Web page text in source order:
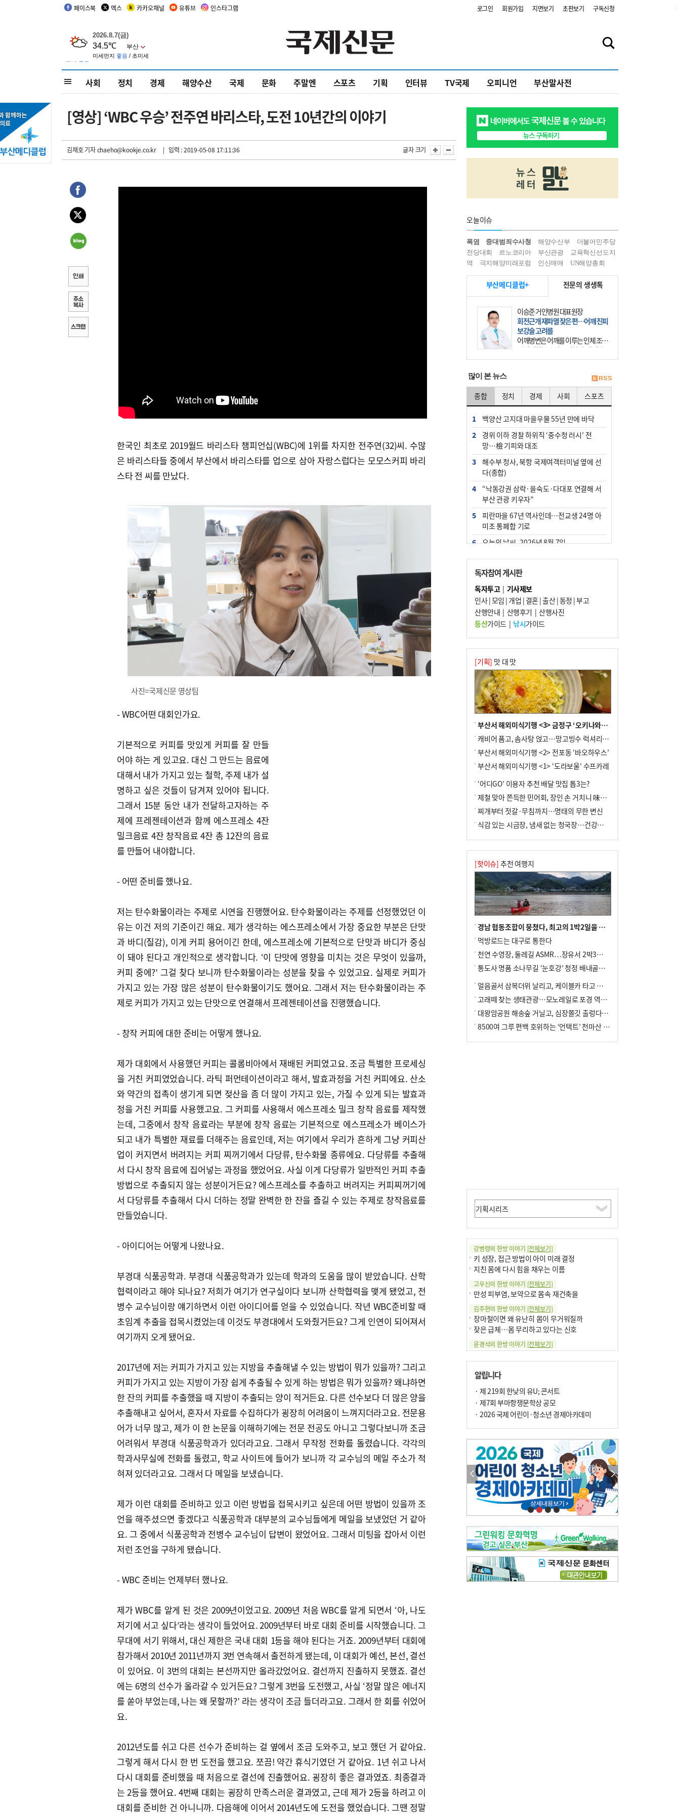
페이스북 엑스 카카오채널 유튜브 인스타그램 로그인 회원가입 지면보기 초판보기 구독신청
사회 정치 경제 해양수산 국제 문화 주말엔 스포츠 기획 인터뷰 TV국제 오피니언 부산말사전
[영상] ‘WBC 우승’ 전주연 바리스타, 도전 10년간의 이야기
김채호 기자chaeho@kookje.co.kr | 입력 : 2019-05-08 17:11:36 글자 크기
한국인 최초로 2019월드 바리스타 챔피언십(WBC)에 1위를 차지한 전주연(32)씨. 수많
은 바리스타들 중에서 부산에서 바리스타를 업으로 삼아 자랑스럽다는 모모스커피 바리
스타 전 씨를 만났다.
사진=국제신문 영상팀
- WBC어떤 대회인가요.
기본적으로 커피를 맛있게 커피를 잘 만들
어야 하는 게 있고요. 대신 그 만드는 음료에
대해서 내가 가지고 있는 철학, 주제 내가 설
명하고 싶은 것들이 담겨져 있어야 됩니다.
그래서 15분 동안 내가 전달하고자하는 주
제에 프레젠테이션과 함께 에스프레소 4잔
밀크음료 4잔 창작음료 4잔 총 12잔의 음료
를 만들어 내야합니다.
- 어떤 준비를 했나요.
저는 탄수화물이라는 주제로 시연을 진행했어요. 탄수화물이라는 주제를 선정했었던 이
유는 이건 저의 기준이긴 해요. 제가 생각하는 에스프레소에서 가장 중요한 부분은 단맛
과 바디(질감), 이게 커피 용어이긴 한데, 에스프레소에 기본적으로 단맛과 바디가 중심
이 돼야 된다고 개인적으로 생각합니다. ‘이 단맛에 영향을 미치는 것은 무엇이 있을까,
커피 중에?’ 그걸 찾다 보니까 탄수화물이라는 성분을 찾을 수 있었고요. 실제로 커피가
가지고 있는 가장 많은 성분이 탄수화물이기도 했어요. 그래서 저는 탄수화물이라는 주
제로 커피가 가지고 있는 단맛으로 연결해서 프레젠테이션을 진행했습니다.
- 창작 커피에 대한 준비는 어떻게 했나요.
제가 대회에서 사용했던 커피는 콜롬비아에서 재배된 커피였고요. 조금 특별한 프로세싱
을 거친 커피였었습니다. 라틱 퍼먼테이션이라고 해서, 발효과정을 거친 커피에요. 산소
와 약간의 접촉이 생기게 되면 젖산을 좀 더 많이 가지고 있는, 가질 수 있게 되는 발효과
정을 거친 커피를 사용했고요. 그 커피를 사용해서 에스프레소 밀크 창작 음료를 제작했
는데, 그중에서 창작 음료라는 부분에 창작 음료는 기본적으로 에스프레소가 베이스가
되고 내가 특별한 재료를 더해주는 음료인데, 저는 여기에서 우리가 흔하게 그냥 커피산
업이 커지면서 버려지는 커피 찌꺼기에서 다당류, 탄수화물 종류에요. 다당류를 추출해
서 다시 창작 음료에 집어넣는 과정을 했었어요. 사실 이게 다당류가 일반적인 커피 추출
방법으로 추출되지 않는 성분이거든요? 에스프레소를 추출하고 버려지는 커피찌꺼기에
서 다당류를 추출해서 다시 더하는 정말 완벽한 한 잔을 즐길 수 있는 주제로 창작음료를
만들었습니다.
- 아이디어는 어떻게 나왔나요.
부경대 식품공학과. 부경대 식품공학과가 있는데 학과의 도움을 많이 받았습니다. 산학
협력이라고 해야 되나요? 저희가 여기가 연구실이다 보니까 산학협력을 맺게 됐었고, 전
병수 교수님이랑 얘기하면서 이런 아이디어를 얻을 수 있었습니다. 작년 WBC준비할 때
초임계 추출을 접목시켰었는데 이것도 부경대에서 도와줬거든요? 그게 인연이 되어져서
여기까지 오게 됐어요.
2017년에 저는 커피가 가지고 있는 지방을 추출해낼 수 있는 방법이 뭐가 있을까? 그리고
커피가 가지고 있는 지방이 가장 쉽게 추출될 수 있게 하는 방법은 뭐가 있을까? 왜냐하면
한 잔의 커피를 추출했을 때 지방이 추출되는 양이 적거든요. 다른 선수보다 더 많은 양을
추출해내고 싶어서, 혼자서 자료를 수집하다가 굉장히 어려움이 느껴지더라고요. 전문용
어가 너무 많고, 제가 이 한 논문을 이해하기에는 전문 전공도 아니고 그렇다보니까 조금
어려워서 부경대 식품공학과가 있더라고요. 그래서 무작정 전화를 돌렸습니다. 각각의
학과사무실에 전화를 돌렸고, 학교 사이트에 들어가 보니까 각 교수님의 메일 주소가 적
혀져 있더라고요. 그래서 다 메일을 보냈습니다.
제가 이런 대회를 준비하고 있고 이런 방법을 접목시키고 싶은데 어떤 방법이 있을까 조
언을 해주셨으면 좋겠다고 식품공학과 대부분의 교수님들에게 메일을 보냈었던 거 같아
요. 그 중에서 식품공학과 전병수 교수님이 답변이 왔었어요. 그래서 미팅을 잡아서 이런
저런 조언을 구하게 됐습니다.
- WBC 준비는 언제부터 했나요.
제가 WBC를 알게 된 것은 2009년이었고요. 2009년 처음 WBC를 알게 되면서 ‘아, 나도
저기에 서고 싶다’라는 생각이 들었어요. 2009년부터 바로 대회 준비를 시작했습니다. 그
무대에 서기 위해서, 대신 제한은 국내 대회 1등을 해야 된다는 거죠. 2009년부터 대회에
참가해서 2010년 2011년까지 3번 연속해서 출전하게 됐는데, 이 대회가 예선, 본선, 결선
이 있어요. 이 3번의 대회는 본선까지만 올라갔었어요. 결선까지 진출하지 못했죠. 결선
에는 6명의 선수가 올라갈 수 있거든요? 그렇게 3번을 도전했고, 사실 ‘정말 많은 에너지
를 쏟아 부었는데, 나는 왜 못할까?’ 라는 생각이 조금 들더라고요. 그래서 한 회를 쉬었어
요.
2012년도를 쉬고 다른 선수가 준비하는 걸 옆에서 조금 도와주고, 보고 했던 거 같아요.
그렇게 해서 다시 한 번 도전을 했고요. 쪼끔! 약간 휴식기였던 거 같아요. 1년 쉬고 나서
다시 대회를 준비했을 때 처음으로 결선에 진출했어요. 굉장히 좋은 결과였죠. 최종결과
는 2등을 했어요. 4번째 대회는 굉장히 만족스러운 결과였고, 근데 제가 2등을 하려고 이
대회를 준비한 건 아니니까. 다음해에 이어서 2014년도에 도전을 했었습니다. 그땐 정말
오늘이슈
폭염 중대범죄수사청 해양수산부
더불어민주당
전당대회
르노코리아 부산관광
교육혁신선도지
역
극지해양미래포럼 인신매매 UN해양총회
부산메디클럽+ 전문의 생생톡
이승준 거인병원 대표원장
회전근개 재파열 잦은 편…어깨 진피
보강술 고려를
어깨병변은 어깨를 이루는 인체 조직
에 발생하는 손상을 말한다. 여기에
는 오십견과 회전근개 증후군, 어깨
많이 본 뉴스
종합 정치 경제 사회 스포츠
1
백양산 고지대 마을우물 55년 만에 바닥
2
경위 이하 경찰 하위직 ‘중수청 러시’ 전
망…檢 기피와 대조
3
해수부 청사, 북항 국제여객터미널 옆에 선
다(종합)
4
“낙동강권 삼락·을숙도·다대포 연결해 서
부산 관광 키우자”
5
피란마을 67년 역사인데…전교생 24명 아
미초 통폐합 기로
6
오늘의 날씨- 2026년 8월 7일
7
부울경 주말부터 비소식…‘극한 폭염’ 한풀
꺾일 듯
8
[사설] 해수부 신청사 북항으로 확정, 해양
수도 도약의 전환점
9
외국인 선원 ‘인신매매 경유지’ 된 부산…
우려가 현실로
10 르노 못 타는 부산시장…관용차 규정에 막
힌 지역기업 응원
독자참여 게시판
독자투고| 기사제보
인사|모임 | 개업 | 결혼|출산|동정 |부고
산행안내 | 산행후기 | 산행사진
등산가이드| 낚시가이드
[기획] 맛 대 맛
부산서 해외미식기행 <3> 금정구 ‘오키나와키친’
캐비어 품고, 솜사탕 얹고…망고빙수 럭셔리한 진화
부산서 해외미식기행 <2> 전포동 ‘바오하우스’
부산서 해외미식기행 <1> ‘도라보울’ 수프카레
‘어디GO’ 이용자 추천 배달 맛집 톱3는?
제철 맞아 쫀득한 민어회, 장인 손 거치니 味친 한상
찌개부터 젓갈·무침까지…명태의 무한 변신
식감 있는 시금장, 냄새 없는 청국장…건강한 발효 밥상
[핫이슈] 추천 여행지
경남 협동조합이 뭉쳤다, 최고의 1박2일을 위해
먹방로드는 대구로 통한다
천연 수영장, 둘레길 ASMR…장유서 2박3일 소확행
통도사 명품 소나무길 ‘눈호강’ 청정 배내골서 더위 싹
얼음골서 삼복더위 날리고, 케이블카 타고 신선놀음
고래떼 찾는 생태관광…모노레일로 포경 역사여행
대왕암공원 해송숲 거닐고, 심장쫄깃 출렁다리 건너봐
8500여 그루 편백 호위하는 ‘언택트’ 천마산 산림욕장
강병령의 한방 이야기 [전체보기]
키 성장, 접근 방법이 아이 미래 결정
지친 몸에 다시 힘을 채우는 이름
고우신의 한방 이야기 [전체보기]
만성 피부염, 보약으로 몸속 재건축을
김주현의 한방 이야기 [전체보기]
장마철이면 왜 유난히 몸이 무거워질까
잦은 급체…몸 무리하고 있다는 신호
윤경석의 한방 이야기 [전체보기]
땀 멈추려 하지 말고 원인부터 찾아야
손 떨림, 늙음 증거일까 질병 신호일까
윤화정의 한방 이야기
냉기 직접 닿으면 ‘구안와사’ 위험
의료 다이제스트[전체보기]
환자경험평가 지역 1위·전국 2위 外
이유림의 한방 이야기[전체보기]
한방치료, 통증 관리의 새 해법
정영자 시민기자의 웰니스 [전체보기]
습한 여름…몸 깨우는 ‘순환 처방전’
자연·쉼에서 찾는 ‘웰니스 처방전’
조성우의 한방 이야기[전체보기]
봄의 설렘보다 먼저 내 몸의 달램
진료실에서[전체보기]
B형 간염은 ‘간암 시한폭탄’…비활동기 환자도 꼭 6개월 주기 검사
최수지의 한방 이야기 [전체보기]
‘생리 안 해서 편하다’는 위험한 착각
알립니다
· 제 219회 한낮의 유U; 콘서트
· 제7회 부마항쟁문학상 공모
· 2026 국제 어린이·청소년 경제아카데미